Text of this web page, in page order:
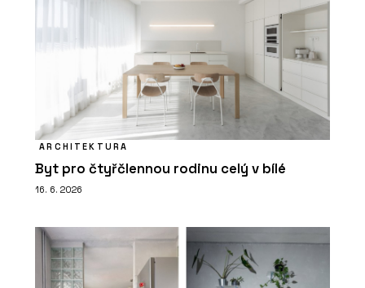
ARCHITEKTURA
Byt pro čtyřčlennou rodinu celý v bílé
16. 6. 2026